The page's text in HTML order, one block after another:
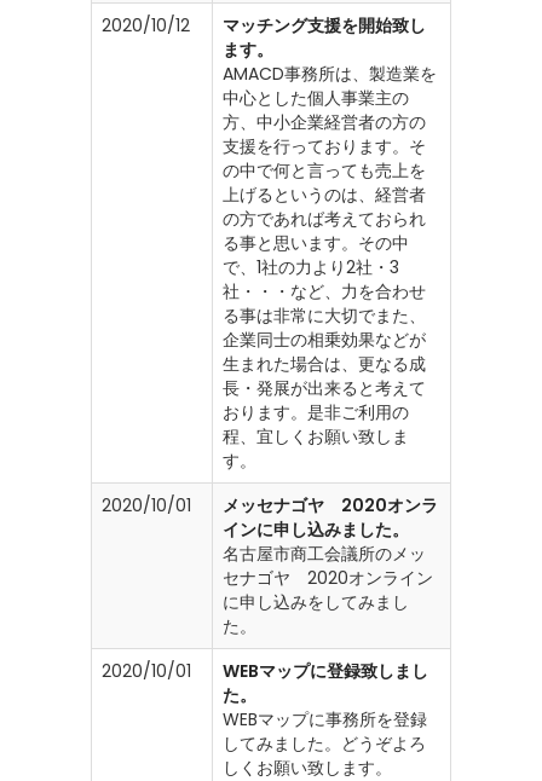
2020/10/12
マッチング支援を開始致し
ます。
AMACD事務所は、製造業を
中心とした個人事業主の
方、中小企業経営者の方の
支援を行っております。そ
の中で何と言っても売上を
上げるというのは、経営者
の方であれば考えておられ
る事と思います。その中
で、1社の力より2社・3
社・・・など、力を合わせ
る事は非常に大切でまた、
企業同士の相乗効果などが
生まれた場合は、更なる成
長・発展が出来ると考えて
おります。是非ご利用の
程、宜しくお願い致しま
す。
2020/10/01
メッセナゴヤ 2020オンラ
インに申し込みました。
名古屋市商工会議所のメッ
セナゴヤ 2020オンライン
に申し込みをしてみまし
た。
2020/10/01
WEBマップに登録致しまし
た。
WEBマップに事務所を登録
してみました。どうぞよろ
しくお願い致します。